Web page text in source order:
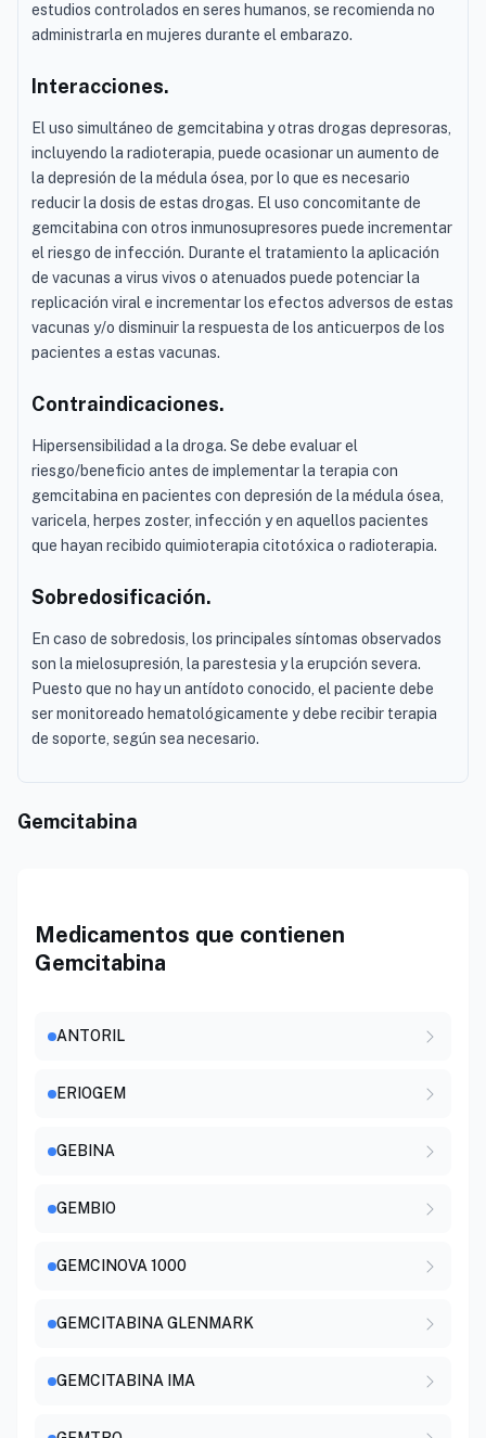
estudios controlados en seres humanos, se recomienda no
administrarla en mujeres durante el embarazo.
Interacciones.
El uso simultáneo de gemcitabina y otras drogas depresoras,
incluyendo la radioterapia, puede ocasionar un aumento de
la depresión de la médula ósea, por lo que es necesario
reducir la dosis de estas drogas. El uso concomitante de
gemcitabina con otros inmunosupresores puede incrementar
el riesgo de infección. Durante el tratamiento la aplicación
de vacunas a virus vivos o atenuados puede potenciar la
replicación viral e incrementar los efectos adversos de estas
vacunas y/o disminuir la respuesta de los anticuerpos de los
pacientes a estas vacunas.
Contraindicaciones.
Hipersensibilidad a la droga. Se debe evaluar el
riesgo/beneficio antes de implementar la terapia con
gemcitabina en pacientes con depresión de la médula ósea,
varicela, herpes zoster, infección y en aquellos pacientes
que hayan recibido quimioterapia citotóxica o radioterapia.
Sobredosificación.
En caso de sobredosis, los principales síntomas observados
son la mielosupresión, la parestesia y la erupción severa.
Puesto que no hay un antídoto conocido, el paciente debe
ser monitoreado hematológicamente y debe recibir terapia
de soporte, según sea necesario.
Gemcitabina
Medicamentos que contienen
Gemcitabina
ANTORIL
ERIOGEM
GEBINA
GEMBIO
GEMCINOVA 1000
GEMCITABINA GLENMARK
GEMCITABINA IMA